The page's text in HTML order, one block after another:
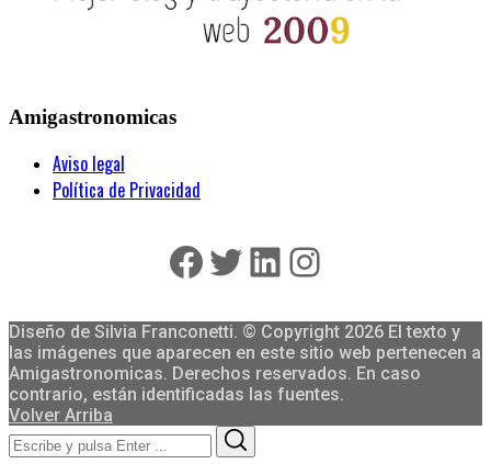
Amigastronomicas
Aviso legal
Política de Privacidad
Facebook
Twitter
LinkedIn
Instagram
Diseño de Silvia Franconetti. © Copyright 2026 El texto y
las imágenes que aparecen en este sitio web pertenecen a
Amigastronomicas. Derechos reservados. En caso
contrario, están identificadas las fuentes.
Volver Arriba
Search
for: